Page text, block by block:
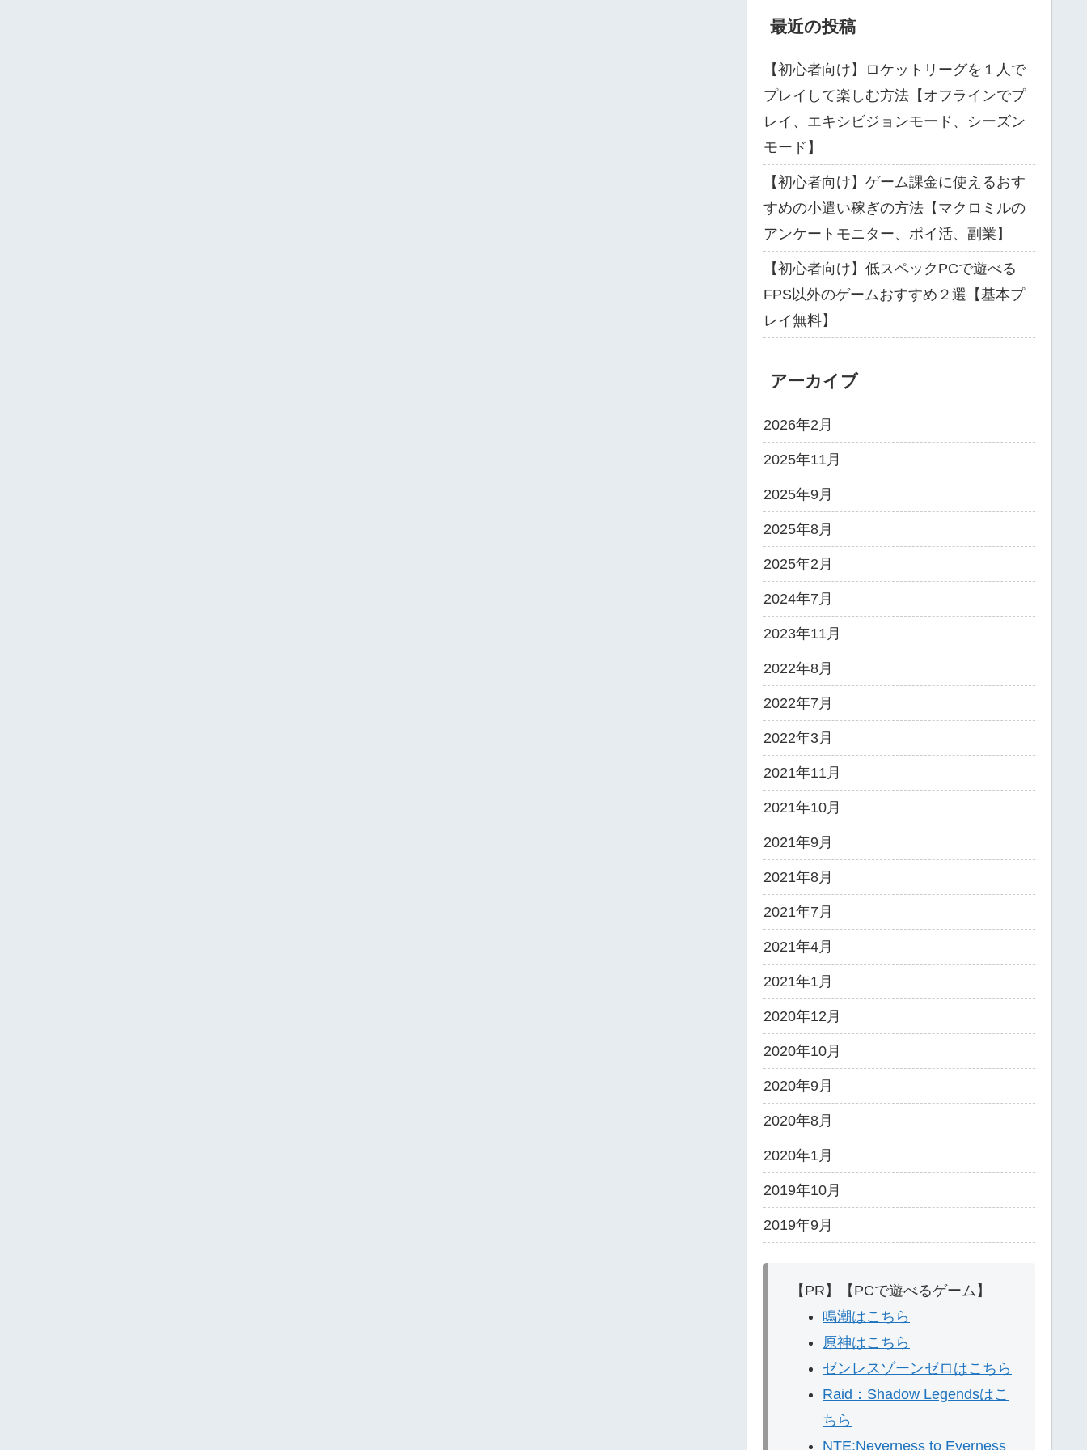
最近の投稿
【初心者向け】ロケットリーグを１人で
プレイして楽しむ方法【オフラインでプ
レイ、エキシビジョンモード、シーズン
モード】
【初心者向け】ゲーム課金に使えるおす
すめの小遣い稼ぎの方法【マクロミルの
アンケートモニター、ポイ活、副業】
【初心者向け】低スペックPCで遊べる
FPS以外のゲームおすすめ２選【基本プ
レイ無料】
アーカイブ
2026年2月
2025年11月
2025年9月
2025年8月
2025年2月
2024年7月
2023年11月
2022年8月
2022年7月
2022年3月
2021年11月
2021年10月
2021年9月
2021年8月
2021年7月
2021年4月
2021年1月
2020年12月
2020年10月
2020年9月
2020年8月
2020年1月
2019年10月
2019年9月
【PR】【PCで遊べるゲーム】
鳴潮はこちら
原神はこちら
ゼンレスゾーンゼロはこちら
Raid：Shadow Legendsはこ
ちら
NTE:Neverness to Everness